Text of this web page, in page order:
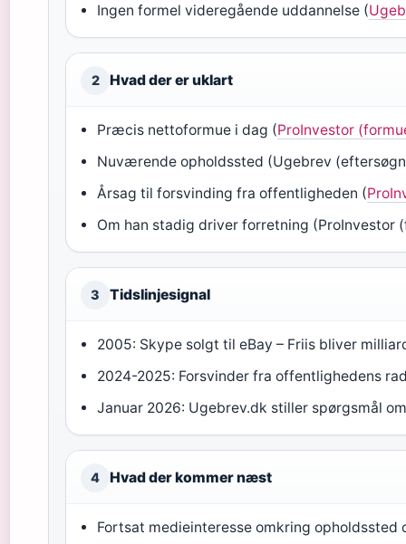
Ingen formel videregående uddannelse (
2 Hvad der er uklart
Præcis nettoformue i dag (ProInvestor
Nuværende opholdssted (Ugebrev
Årsag til forsvinding fra offentligheden (
Om han stadig driver forretning (ProInvestor
3 Tidslinjesignal
2005: Skype solgt til eBay – Friis bliver
2024-2025: Forsvinder fra offentlighedens
Januar 2026: Ugebrev.dk stiller spørgsmål
4 Hvad der kommer næst
Fortsat medieinteresse omkring